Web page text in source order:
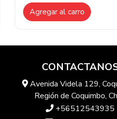
Agregar al carro
Avenida Videla 129,
Región de Coquimbo,
+56512543935